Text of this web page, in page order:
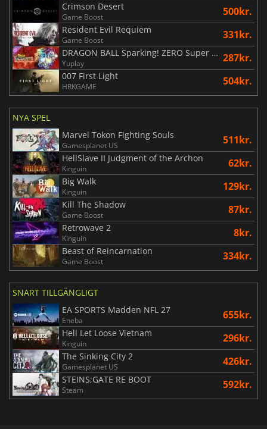
Crimson Desert
Game Boost 500kr.
Resident Evil Requiem
Game Boost 331kr.
DRAGON BALL Sparking! ZERO Super Limit Breaking NEO
Yuplay 287kr.
007 First Light
HRKGAME 504kr.
NYA SPEL
Marvel Tokon Fighting Souls
Gamesplanet US 511kr.
HellSlave II Judgment of the Archon
Kinguin 62kr.
Big Walk
Kinguin 129kr.
Kill The Shadow
Game Boost 87kr.
Retrowave 2
Kinguin 8kr.
Beast of Reincarnation
Game Boost 334kr.
SNART TILLGÄNGLIGT
EA SPORTS Madden NFL 27
Eneba 655kr.
Hell Let Loose Vietnam
Kinguin 296kr.
The Sinking City 2
Gamesplanet US 426kr.
STEINS;GATE RE BOOT
Steam 592kr.